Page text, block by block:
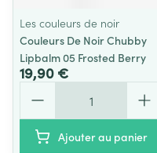
Les couleurs de noir
Couleurs De Noir Chubby
Lipbalm 05 Frosted Berry
19,90 €
Ajouter au panier